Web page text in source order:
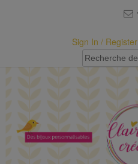
Sign In / Register
Recherche
pour :